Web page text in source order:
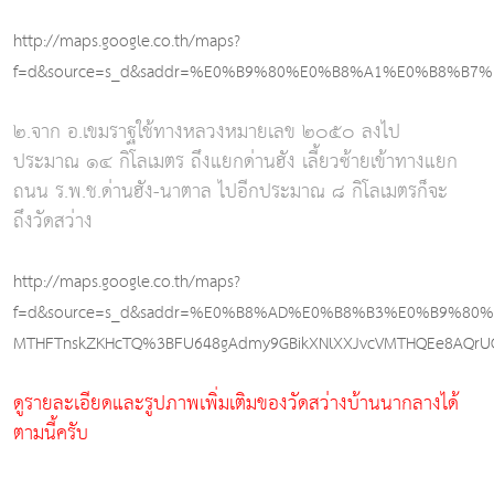
http://maps.google.co.th/maps?
๒.จาก อ.เขมราฐใช้ทางหลวงหมายเลข ๒๐๕๐ ลงไป
ประมาณ ๑๔ กิโลเมตร ถึงแยกด่านฮัง เลี้ยวซ้ายเข้าทางแยก
ถนน ร.พ.ช.ด่านฮัง-นาตาล ไปอีกประมาณ ๘ กิโลเมตรก็จะ
ถึงวัดสว่าง
http://maps.google.co.th/maps?
ดูรายละเอียดและรูปภาพเพิ่มเติมของวัดสว่างบ้านนากลางได้
ตามนี้ครับ